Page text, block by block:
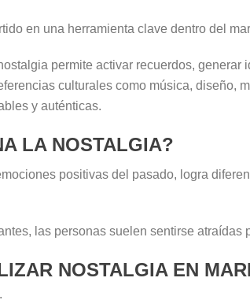
en una herramienta clave dentro del
permite activar recuerdos,
culturales como música,
y auténticas.
LA NOSTALGIA?
positivas del pasado, logra
las personas suelen sentirse
NOSTALGIA EN